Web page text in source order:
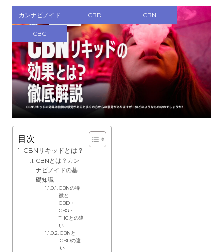
カンナビノイド CBD CBN
CBG
目次
CBNリキッドとは？
CBNとは？カン
ナビノイドの基
礎知識
CBNの特
徴と
CBD・
CBG・
THCとの違
い
CBNと
CBDの違
い